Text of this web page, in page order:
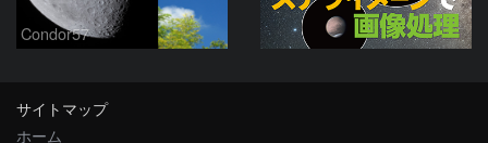
Condor57
サイトマップ
ホーム